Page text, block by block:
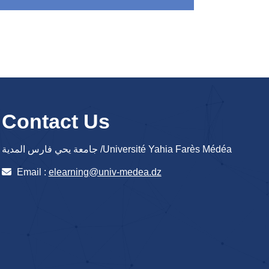
Contact Us
جامعة يحي فارس المدية /Université Yahia Farès Médéa
Email : elearning@univ-medea.dz